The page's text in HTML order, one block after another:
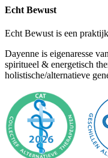
Echt Bewust
Echt Bewust is een
Dayenne is eigenaresse
spiritueel & energetisch
holistische/alternatieve